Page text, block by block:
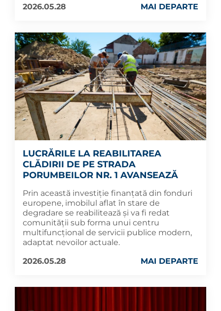
2026.05.28
MAI DEPARTE
LUCRĂRILE LA REABILITAREA
CLĂDIRII DE PE STRADA
PORUMBEILOR NR. 1 AVANSEAZĂ
Prin această investiție finanțată din fonduri
europene, imobilul aflat în stare de
degradare se reabilitează și va fi redat
comunității sub forma unui centru
multifuncțional de servicii publice modern,
adaptat nevoilor actuale.
2026.05.28
MAI DEPARTE